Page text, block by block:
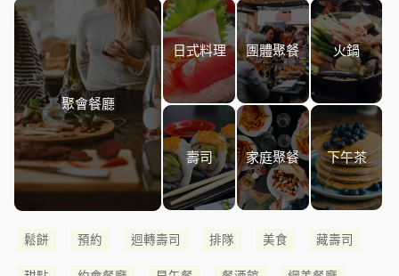
聚會餐廳
日式料理 團體聚餐 火鍋
壽司 家庭聚餐 下午茶
鬆餅 預約 迴轉壽司 排隊 美食 藏壽司